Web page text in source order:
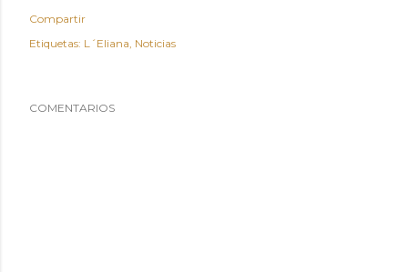
Compartir
Etiquetas: L´Eliana Noticias
COMENTARIOS